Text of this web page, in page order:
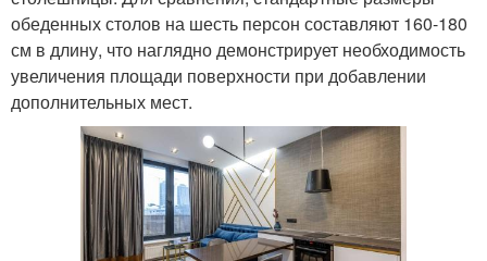
обеденных столов на шесть персон составляют 160-180
см в длину, что наглядно демонстрирует необходимость
увеличения площади поверхности при добавлении
дополнительных мест.